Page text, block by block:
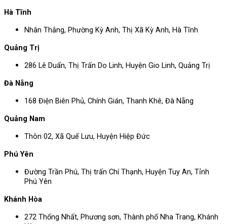
Hà Tĩnh
Nhân Thắng, Phường Kỳ Anh, Thị Xã Kỳ Anh, Hà Tĩnh
Quảng Trị
286 Lê Duẩn, Thị Trấn Do Linh, Huyện Gio Linh, Quảng Trị
Đà Nẵng
168 Điện Biên Phủ, Chính Gián, Thanh Khê, Đà Nẵng
Quảng Nam
Thôn 02, Xã Quế Lưu, Huyện Hiệp Đức
Phú Yên
Đường Trần Phú, Thị trấn Chí Thạnh, Huyện Tuy An, Tỉnh
Phú Yên
Khánh Hòa
272 Thống Nhất, Phương sơn, Thành phố Nha Trang, Khánh